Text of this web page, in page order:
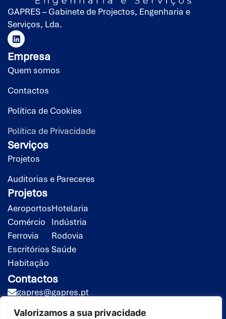
Valorizamos a sua privacidade
GAPRES – Gabinete de Projectos, Engenharia e
Serviços, Lda.
Empresa
Quem somos
Contactos
Política de Cookies
Política de Privacidade
Serviços
Projetos
Auditorias e Pareceres
Projetos
Aeroportos
Comércio
Ferrovia
Escritórios
Habitação
Hotelaria
Indústria
Rodovia
Saúde
Contactos
gapres@gapres.pt
(351) 919 413 258**